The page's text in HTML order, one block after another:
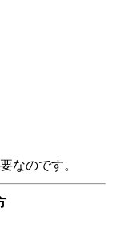
なのです。